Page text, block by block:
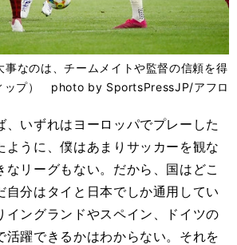
事なのは、チームメイトや監督の信頼を得
ップ） photo by SportsPressJP/アフロ
、いずれはヨーロッパでプレーした
ように、僕はあまりサッカーを観な
なリーグもない。だから、国はどこ
自分はタイと日本でしか通用してい
イングランドやスペイン、ドイツの
活躍できるかはわからない。それを